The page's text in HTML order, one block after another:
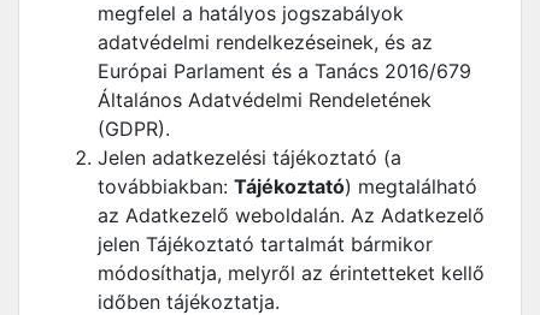
megfelel a hatályos jogszabályok
adatvédelmi rendelkezéseinek, és az
Európai Parlament és a Tanács 2016/679
Általános Adatvédelmi Rendeletének
(GDPR).
Jelen adatkezelési tájékoztató (a
továbbiakban: Tájékoztató) megtalálható
az Adatkezelő weboldalán. Az Adatkezelő
jelen Tájékoztató tartalmát bármikor
módosíthatja, melyről az érintetteket kellő
időben tájékoztatja.